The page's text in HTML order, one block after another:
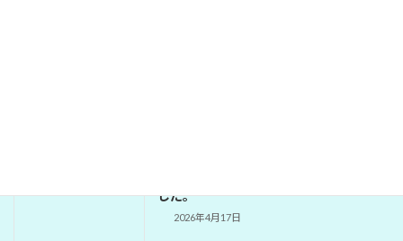
した。
2026年4月17日